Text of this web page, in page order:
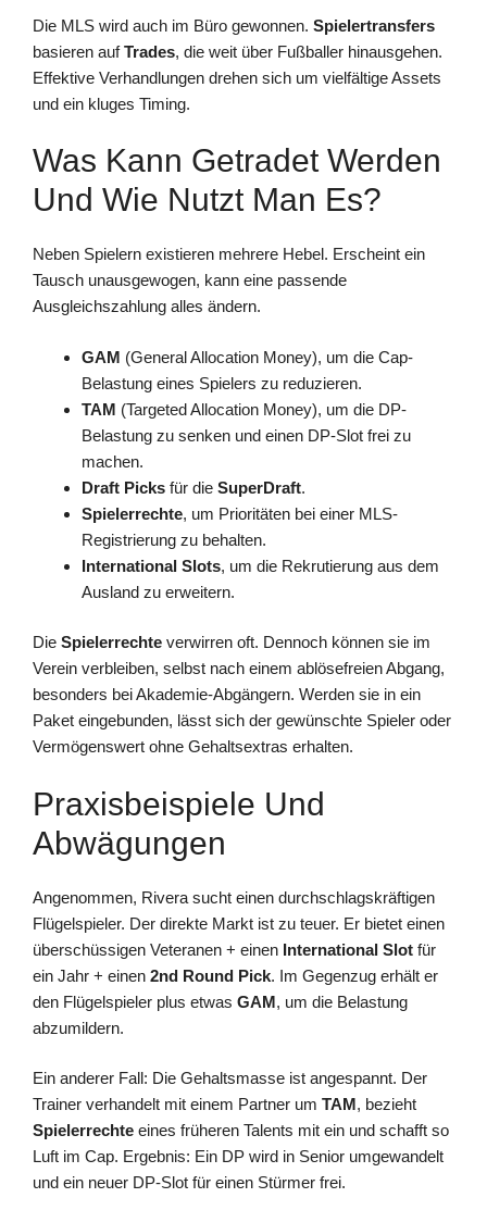
Die MLS wird auch im Büro gewonnen. Spielertransfers
basieren aufTrades, die weit über Fußballer hinausgehen.
Effektive Verhandlungen drehen sich um vielfältige Assets
und ein kluges Timing.
Was Kann Getradet Werden
Und Wie Nutzt Man Es?
Neben Spielern existieren mehrere Hebel. Erscheint ein
Tausch unausgewogen, kann eine passende
Ausgleichszahlung alles ändern.
GAM (General Allocation Money), um die Cap-
Belastung eines Spielers zu reduzieren.
TAM (Targeted Allocation Money), um die DP-
Belastung zu senken und einen DP-Slot frei zu
machen.
Draft Picks für die SuperDraft.
Spielerrechte, um Prioritäten bei einer MLS-
Registrierung zu behalten.
International Slots, um die Rekrutierung aus dem
Ausland zu erweitern.
Die Spielerrechte verwirren oft. Dennoch können sie im
Verein verbleiben, selbst nach einem ablösefreien Abgang,
besonders bei Akademie-Abgängern. Werden sie in ein
Paket eingebunden, lässt sich der gewünschte Spieler oder
Vermögenswert ohne Gehaltsextras erhalten.
Praxisbeispiele Und
Abwägungen
Angenommen, Rivera sucht einen durchschlagskräftigen
Flügelspieler. Der direkte Markt ist zu teuer. Er bietet einen
überschüssigen Veteranen + einen International Slot für
ein Jahr + einen 2nd Round Pick. Im Gegenzug erhält er
den Flügelspieler plus etwas GAM, um die Belastung
abzumildern.
Ein anderer Fall: Die Gehaltsmasse ist angespannt. Der
Trainer verhandelt mit einem Partner um TAM, bezieht
Spielerrechte eines früheren Talents mit ein und schafft so
Luft im Cap. Ergebnis: Ein DP wird in Senior umgewandelt
und ein neuer DP-Slot für einen Stürmer frei.